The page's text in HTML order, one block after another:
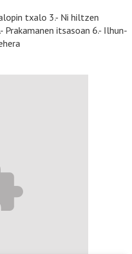
txalo 3.- Ni hiltzen
Prakamanen itsasoan 6.- Ilhun-